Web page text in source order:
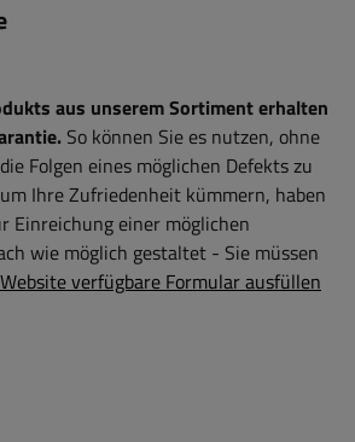
aus unserem Sortiment erhalten
So können Sie es nutzen, ohne
Folgen eines möglichen Defekts zu
Ihre Zufriedenheit kümmern, haben
Einreichung einer möglichen
wie möglich gestaltet - Sie müssen
Website verfügbare Formular ausfüllen